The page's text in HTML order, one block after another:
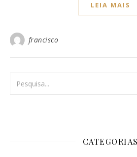
LEIA MAIS
francisco
CATEGORIAS